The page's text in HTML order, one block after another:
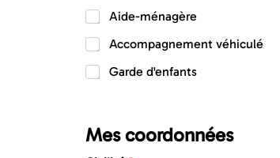
Aide-ménagère
Accompagnement véhiculé
Garde d'enfants
Mes coordonnées